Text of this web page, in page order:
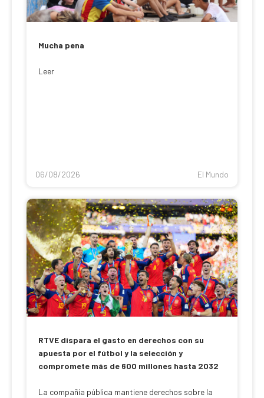
Mucha pena
Leer
06/08/2026 El Mundo
RTVE dispara el gasto en derechos con su
apuesta por el fútbol y la selección y
compromete más de 600 millones hasta 2032
La compañía pública mantiene derechos sobre la